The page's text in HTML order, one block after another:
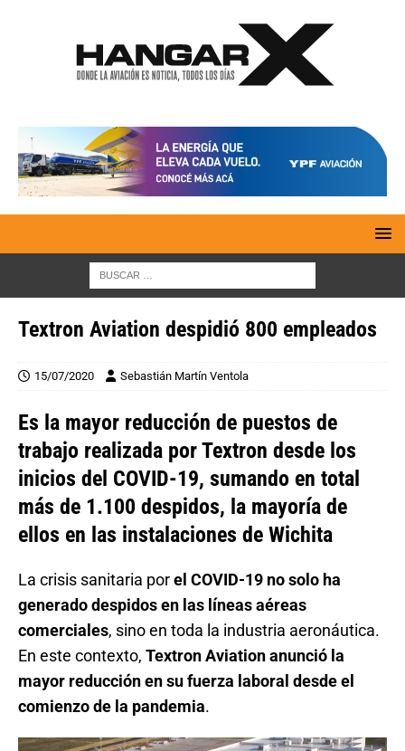
Textron Aviation despidió 800 empleados
15/07/2020 Sebastián Martín Ventola
Es la mayor reducción de puestos de
trabajo realizada por Textron desde los
inicios del COVID-19, sumando en total
más de 1.100 despidos, la mayoría de
ellos en las instalaciones de Wichita
La crisis sanitaria porel COVID-19 no solo ha
generado despidos en las líneas aéreas
comerciales, sino en toda la industria aeronáutica.
En este contexto, Textron Aviation anunció la
mayor reducción en su fuerza laboral desde el
comienzo de la pandemia.